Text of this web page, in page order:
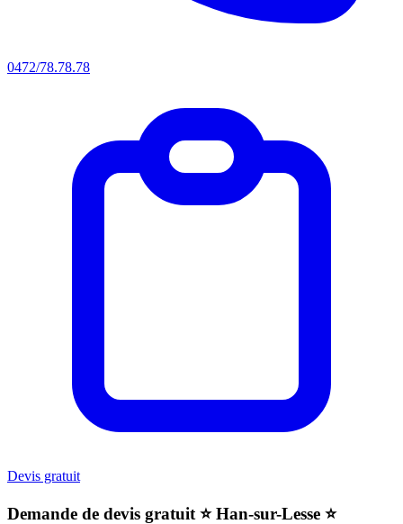
0472/78.78.78
Devis gratuit
Demande de devis gratuit ⭐️ Han-sur-Lesse ⭐️